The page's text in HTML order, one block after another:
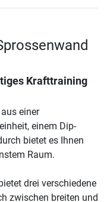
Krafttraining
einer
einem Dip-
bietet es Ihnen
Raum.
bietet drei verschiedene
zwischen breiten und